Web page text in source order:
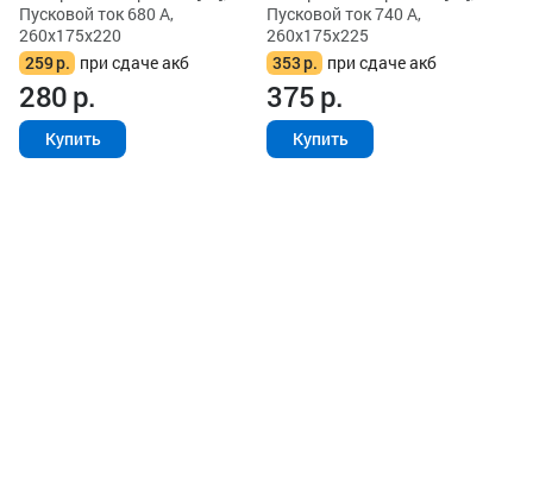
Пусковой ток 680 А,
260x175x220
259р. при сдаче акб
280р.
Купить
Пусковой ток 740 А,
260x175x225
353р. при сдаче акб
375р.
Купить